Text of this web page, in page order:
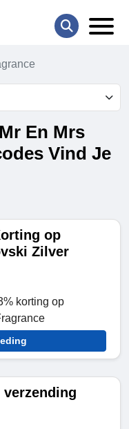
En Mrs
Vind Je
op
Zilver
korting op